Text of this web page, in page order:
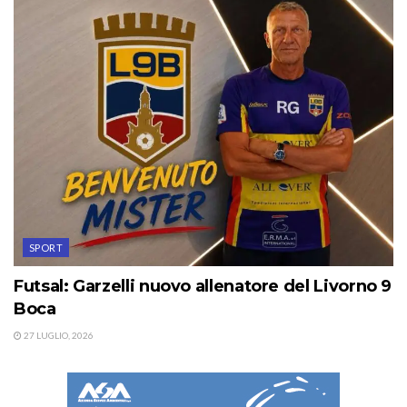
SPORT
Futsal: Garzelli nuovo allenatore del Livorno 9
Boca
27 LUGLIO, 2026